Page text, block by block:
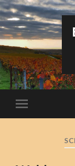
Mobile-
Menü